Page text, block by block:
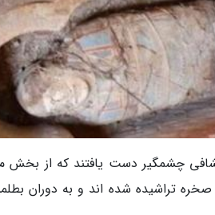
چشمگیر دست یافتند که از بخش
تراشیده شده اند و به دوران